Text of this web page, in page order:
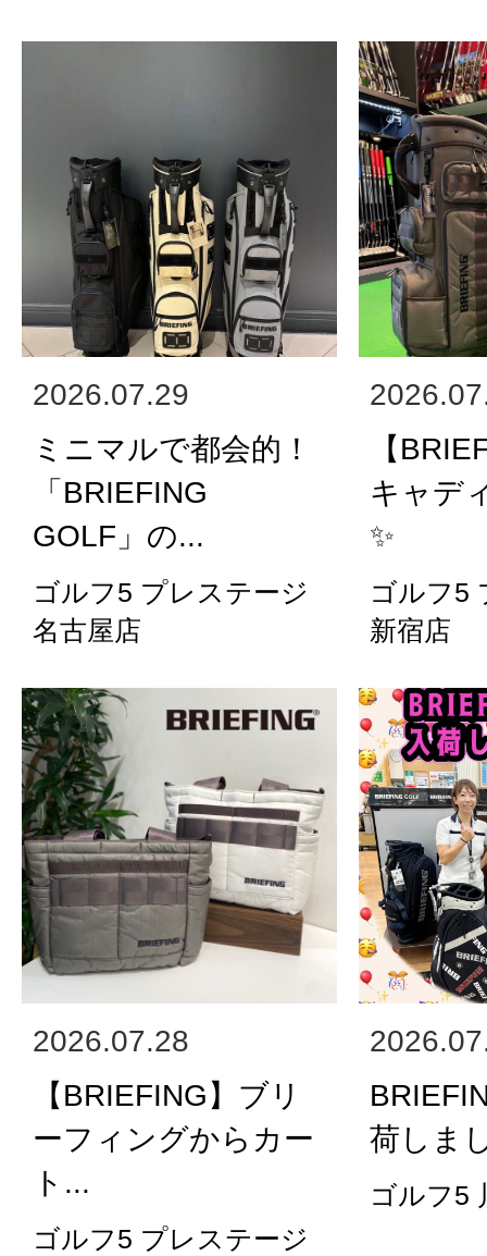
2026.07.29
ミニマルで都会的！
「BRIEFING
GOLF」の...
ゴルフ5 プレステージ
名古屋店
【
キャデ
✨
ゴルフ5
新宿店
2026.07.28
【BRIEFING】ブリ
ーフィングからカー
ト...
ゴルフ5 プレステージ
荷しま
ゴルフ5